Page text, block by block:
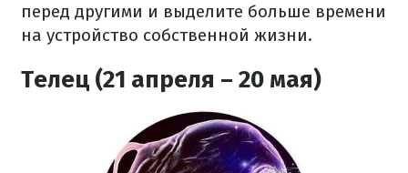
перед другими и выделите больше времени
на устройство собственной жизни.
Телец (21 апреля – 20 мая)